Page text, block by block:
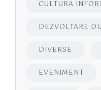
CULTURA
DEZVOLTARE
DIVERSE
EVENIMENT